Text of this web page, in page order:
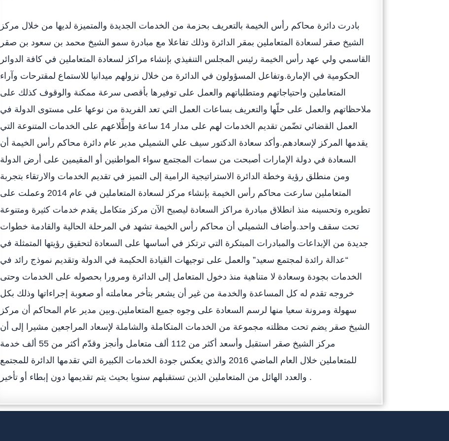
بادرت دائرة محاكم رأس الخيمة بالتعريف بحزمة من الخدمات الجديدة والمتميزة لديها من خلال مركز
الشيخ صقر لسعادة المتعاملين بمقر الدائرة وذلك تفاعلا مع مبادرة سمو الشيخ محمد بن سعود بن صقر
القاسمي ولي عهد رأس الخيمة رئيس المجلس التنفيذي بإنشاء مراكز لسعادة المتعاملين في كافة الدوائر
الحكومية في الإمارة.وتفاعل المسؤولون في الدائرة من خلال نزولهم ميدانيا للاستماع لمقترحات وآراء
المتعاملين واحتياجاتهم ومتطلباتهم والعمل على توفيرها بأقصى سرعة ممكنة والوقوف كذلك على
ملاحظاتهم والعمل على حلّها والتعريف بساعات العمل التي تعد الفريدة من نوعها على مستوى الدولة في
العمل القضائي تضّمن تقديم الخدمات لهم على مدار 14 ساعة وإطِّلاعهم على الخدمات المتنوعة التي
يقدمها المركز لإسعادهم.وأكد سعادة الدكتور سيف علي الشميلي مدير عام دائرة محاكم رأس الخيمة أن
السعادة في دولة الإمارات أصبحت من سمات المجتمع سواء المواطنين أو المقيمين على أرض الدولة
ومن منطلق رؤية وخطة الدائرة الاستراتيجية الرامية إلى التميز في تقديم الخدمات والارتقاء بتجربة
المتعاملين سارعت محاكم رأس الخيمة بإنشاء مركز لسعادة المتعاملين في عام 2014 وعملت على
تطويره وتحسينه منذ انطلاق مبادرة مراكز السعادة ليصبح الآن مركز متكامل يقدم خدمات كثيرة ومتنوعة
تحت سقف واحد.وأضاف الشميلي أن محاكم رأس الخيمة تشهد في المرحلة الحالية والقادمة خطوات
جديدة من الإبداعات والمبادرات المبتكرة التي ترتكز في أساسها على السعادة لتحقيق رؤيتها المتمثلة في
“عدالة رائدة لمجتمع سعيد” والعمل على توجيهات القيادة الحكيمة في الدولة وتقديم نموذج رائد في
الخدمات بجودة وسعادة لا متناهية منذ دخول المتعامل إلى الدائرة ومرورا بحصوله على الخدمات وحتى
خروجه تقدم له كل المساعدة والخدمة من غير أن يشعر بتأخر معاملته أو صعوبة إجراءاتها وذلك بكل
سهولة ومرونة سعيا منها لرسم السعادة على وجوه جميع المتعاملين.وبين مدير عام المحاكم أن مركز
الشيخ صقر يضم تحت مظلته مجموعة من الخدمات المتكاملة والشاملة لإسعاد المراجعين مشيرا إلى أن
مركز الشيخ صقر استقبل وأسعد أكثر من 112 ألف متعامل وأنجز وقدّم أكثر من 55 ألف خدمة
للمتعاملين خلال العام الماضي 2016 والذي يعكس جودة الخدمات الكبيرة التي تقدمها الدائرة للمجتمع
والعدد الهائل من المتعاملين الذين تستقبلهم سنويا بحيث يتم تقديمها دون إبطاء أو تأخير .